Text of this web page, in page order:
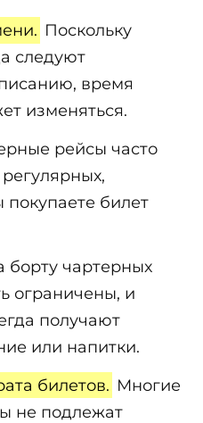
Поскольку
следуют
время
изменяться.
рейсы часто
покупаете билет
борту чартерных
ограничены, и
получают
или напитки.
билетов. Многие
не подлежат